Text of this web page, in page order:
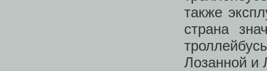
также
страна
Лозанной и